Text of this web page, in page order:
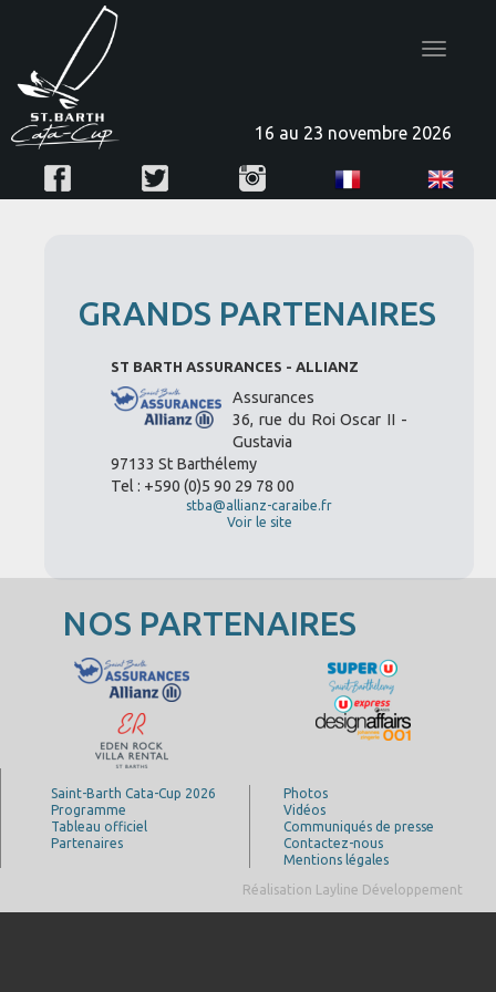
Toggle
16 au 23 novembre 2026
GRANDS PARTENAIRES
ST BARTH ASSURANCES - ALLIANZ
Assurances
36, rue du Roi Oscar II -
Gustavia
97133 St Barthélemy
Tel : +590 (0)5 90 29 78 00
stba@allianz-caraibe.fr
Voir le site
NOS PARTENAIRES
Saint-Barth Cata-Cup 2026
Programme
Tableau officiel
Partenaires
Photos
Vidéos
Communiqués de presse
Contactez-nous
Mentions légales
Réalisation Layline Développement